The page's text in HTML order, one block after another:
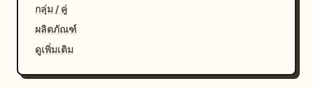
กลุ่ม / คู่
ผลิตภัณฑ์
ดูเพิ่มเติม